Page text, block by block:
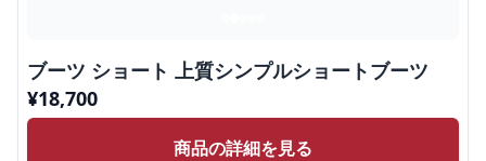
ブーツ ショート 上質シンプルショートブーツ
¥18,700
商品の詳細を見る